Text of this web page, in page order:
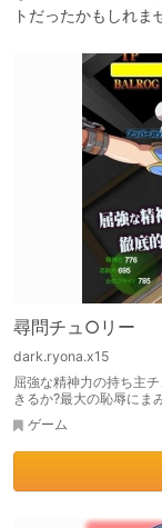
尋問チュ○リー
dark.ryona.x15
屈強な精神力の持ち主
きるか?最大の恥辱にま
ゲーム